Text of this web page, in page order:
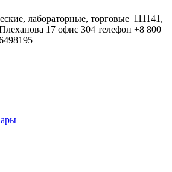
лабораторные, торговые| 111141,
17 офис 304 телефон +8 800